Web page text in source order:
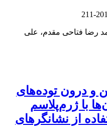
201-211
رضا فتاحی مقدم، علی
و درون توده‌های
با ژرم‌پلاسم
از نشانگرهای